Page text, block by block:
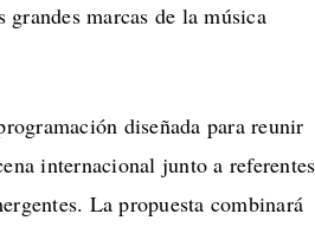
grandes marcas de la música
diseñada para reunir
internacional junto a referentes
La propuesta combinará